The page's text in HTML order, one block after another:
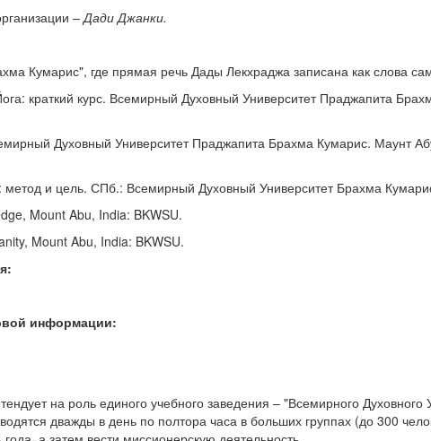
–Дади Джанки.
Кумарис", где прямая речь Дады Лекхраджа записана как слова
краткий курс. Всемирный Духовный Университет Праджапита
Духовный Университет Праджапита Брахма Кумарис. Маунт
метод и цель. СПб.: Всемирный Духовный Университет Брахма
Mount Abu, India: BKWSU.
Mount Abu, India: BKWSU.
информации:
на роль единого учебного заведения – "Всемирного Духовного
дважды в день по полтора часа в больших группах (до 300